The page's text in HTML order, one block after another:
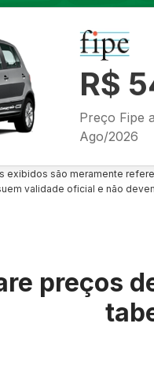
R$
Preço Fipe
Ago/2026
exibidos são meramente
validade oficial e não
preços